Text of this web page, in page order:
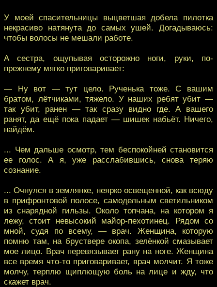
У моей спасительницы выцветшая добела пилотка
некрасиво натянута до самых ушей. Догадываюсь:
чтобы волосы не мешали работе.
А сестра, ощупывая осторожно ноги, руки, по-
прежнему мягко приговаривает:
— Ну вот — тут цело. Рученька тоже. С вашим
братом, лётчиками, тяжело. У наших ребят убит —
так убит, ранен — так сразу видно где. А вашего
ранят, да ещё пока падает — шишек набьёт. Ничего,
найдём.
... Чем дальше осмотр, тем беспокойней становится
ее голос. А я, уже расслабившись, снова теряю
сознание.
... Очнулся в землянке, неярко освещенной, как всюду
в прифронтовой полосе, самодельным светильником
из снарядной гильзы. Около топчана, на котором я
лежу, стоит невысокий майор-пехотинец. Рядом со
мной, судя по всему, — врач. Женщина, которую
помню там, на бруствере окопа, зелёнкой смазывает
мое лицо. Врач перевязывает рану на ноге. Женщина
все время что-то приговаривает, врач молчит. Я тоже
молчу, терплю щиплющую боль на лице и жду, что
скажет врач.